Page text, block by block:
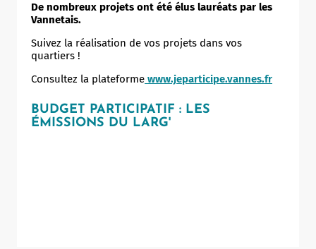
De nombreux projets ont été élus lauréats par les
Vannetais.
Suivez la réalisation de vos projets dans vos
quartiers !
Consultez la plateforme www.jeparticipe.vannes.fr
BUDGET PARTICIPATIF : LES
ÉMISSIONS DU LARG'